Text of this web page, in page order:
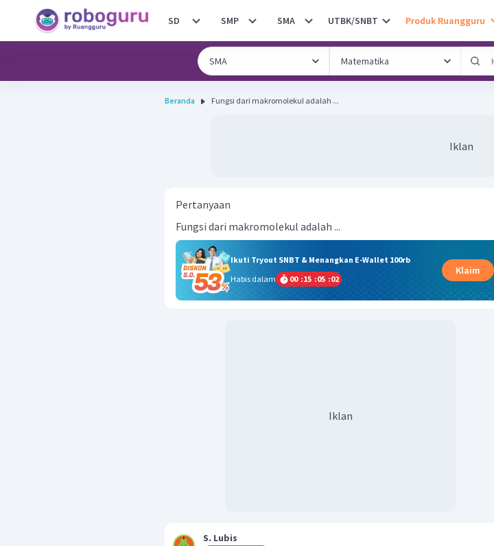
SD SMP SMA UTBK/SNBT Produk Ruangguru
Beranda Fungsi dari makromolekul adalah ...
Iklan
Pertanyaan
Fungsi dari makromolekul adalah ...
Ikuti Tryout SNBT & Menangkan E-Wallet 100rb
Habis dalam
00 :15 :05 :01
Klaim
Iklan
S. Lubis